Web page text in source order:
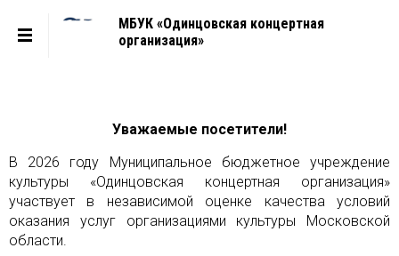
МБУК «Одинцовская концертная
организация»
Уважаемые посетители!
В 2026 году Муниципальное бюджетное учреждение
культуры «Одинцовская концертная организация»
участвует в независимой оценке качества условий
оказания услуг
организациями культуры Московской
области.